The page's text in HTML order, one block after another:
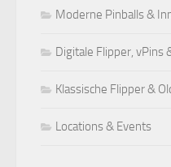
Moderne Pinballs &
Digitale Flipper, vPins
Klassische Flipper &
Locations & Events